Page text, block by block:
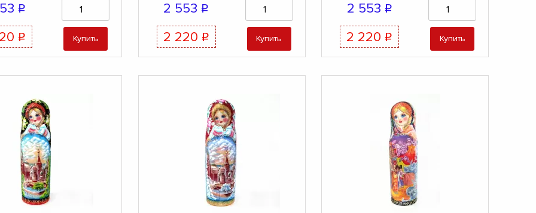
q
q Купить
2 553 q
2 220 q Купить
2 553 q
2 220 q Купить